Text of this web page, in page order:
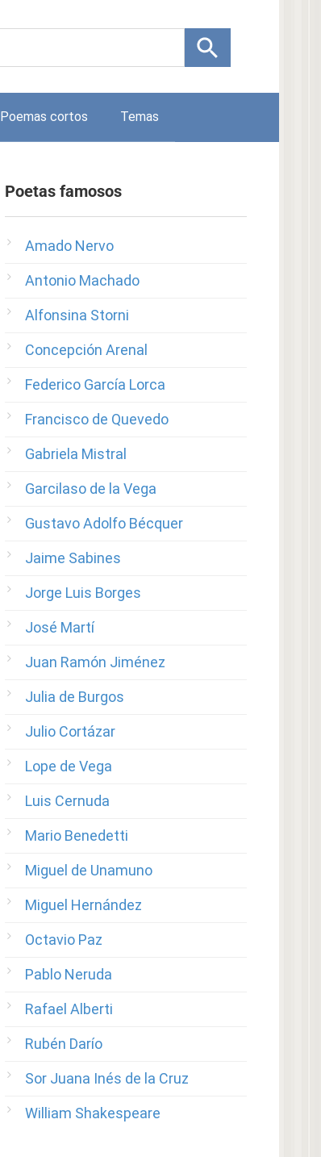
Poemas cortos Temas
Poetas famosos
Amado Nervo
Antonio Machado
Alfonsina Storni
Concepción Arenal
Federico García Lorca
Francisco de Quevedo
Gabriela Mistral
Garcilaso de la Vega
Gustavo Adolfo Bécquer
Jaime Sabines
Jorge Luis Borges
José Martí
Juan Ramón Jiménez
Julia de Burgos
Julio Cortázar
Lope de Vega
Luis Cernuda
Mario Benedetti
Miguel de Unamuno
Miguel Hernández
Octavio Paz
Pablo Neruda
Rafael Alberti
Rubén Darío
Sor Juana Inés de la Cruz
William Shakespeare